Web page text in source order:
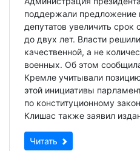
поддержали предложение
депутатов увеличить
до двух лет. Власти
качественной, а не
военных. Об этом
Кремле учитывали
этой инициативы
по конституционному
Клишас также заявил
Читать